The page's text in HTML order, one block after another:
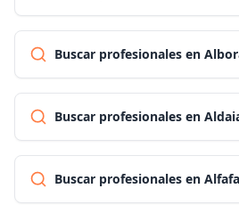
Buscar profesionales en
Buscar profesionales en
Buscar profesionales en